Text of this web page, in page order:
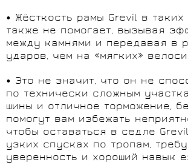
• Жёсткость рамы Grevil в таких
также не помогает, вызывая
между камнями и передавая в
ударов, чем на «мягких»
• Это не значит, что он не
по технически сложным
шины и отличное торможение,
помогут вам избежать
чтобы оставаться в седле
узких спусках по тропам,
уверенность и хороший навык